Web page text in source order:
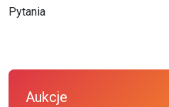
Pytania
Aukcje